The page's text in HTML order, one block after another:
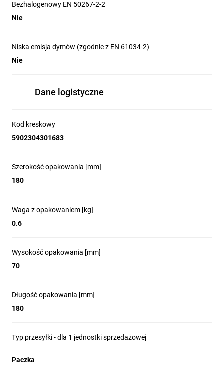
Bezhalogenowy EN 50267-2-2
Nie
Niska emisja dymów (zgodnie z EN 61034-2)
Nie
Dane logistyczne
Kod kreskowy
5902304301683
Szerokość opakowania [mm]
180
Waga z opakowaniem [kg]
0.6
Wysokość opakowania [mm]
70
Długość opakowania [mm]
180
Typ przesyłki - dla 1 jednostki sprzedażowej
Paczka